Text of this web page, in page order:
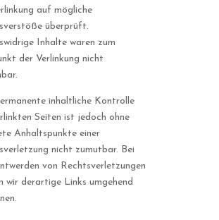
auf mögliche
überprüft.
Inhalte waren zum
der Verlinkung nicht
inhaltliche Kontrolle
Seiten ist jedoch ohne
Anhaltspunkte einer
nicht zumutbar. Bei
von Rechtsverletzungen
wir derartige Links umgehend